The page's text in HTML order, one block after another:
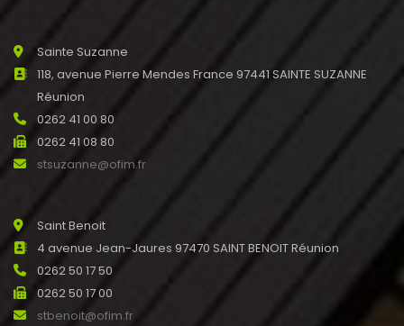
Sainte Suzanne
118, avenue Pierre Mendes France 97441 SAINTE SUZANNE
Réunion
0262 41 00 80
0262 41 08 80
stsuzanne@ofim.fr
Saint Benoit
4 avenue Jean-Jaures 97470 SAINT BENOIT Réunion
0262 50 17 50
0262 50 17 00
stbenoit@ofim.fr